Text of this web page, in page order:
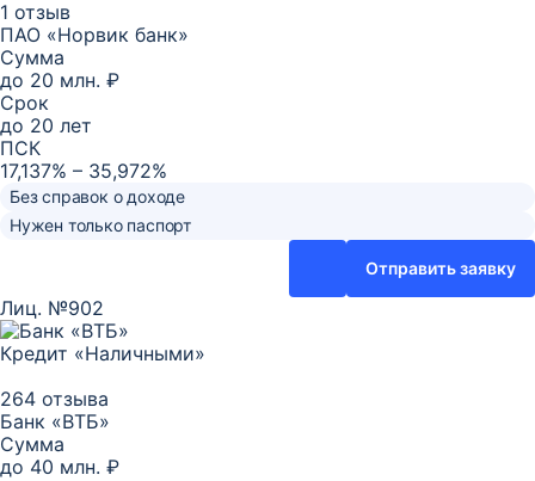
1 отзыв
ПАО «Норвик банк»
Сумма
до 20 млн. ₽
Срок
до 20 лет
ПСК
17,137% – 35,972%
Без справок о доходе
Нужен только паспорт
Отправить заявку
Лиц. №902
Кредит «Наличными»
264 отзыва
Банк «ВТБ»
Сумма
до 40 млн. ₽